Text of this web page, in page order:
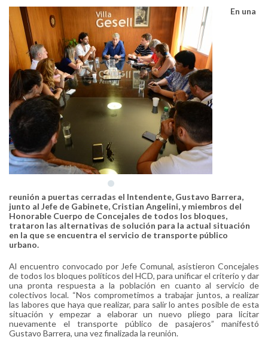
En una
reunión a puertas cerradas el Intendente, Gustavo Barrera,
junto al Jefe de Gabinete, Cristian Angelini, y miembros del
Honorable Cuerpo de Concejales de todos los bloques,
trataron las alternativas de solución para la actual situación
en la que se encuentra el servicio de transporte público
urbano.
Al encuentro convocado por Jefe Comunal, asistieron Concejales
de todos los bloques políticos del HCD, para unificar el criterio y dar
una pronta respuesta a la población en cuanto al servicio de
colectivos local. “Nos comprometimos a trabajar juntos, a realizar
las labores que haya que realizar, para salir lo antes posible de esta
situación y empezar a elaborar un nuevo pliego para licitar
nuevamente el transporte público de pasajeros” manifestó
Gustavo Barrera, una vez finalizada la reunión.